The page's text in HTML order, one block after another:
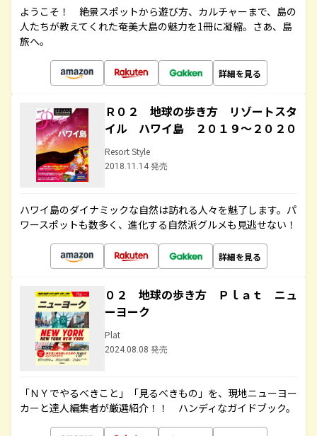
ようこそ！ 絶景スポットから遊び方、カルチャーまで、島の
人たちが教えてくれた奄美大島の魅力を1冊に凝縮。さあ、島
旅へ。
詳細を見る
Ｒ０２ 地球の歩き方 リゾートスタ
イル ハワイ島 ２０１９～２０２０
Resort Style
2018.11.14 発売
ハワイ島のダイナミックな自然は訪れる人々を魅了します。パ
ワースポットも数多く、進化する自然派グルメも見逃せない！
詳細を見る
０２ 地球の歩き方 Ｐｌａｔ ニュ
ーヨーク
Plat
2024.08.08 発売
「ＮＹでやるべきこと」「見るべきもの」を、現地ニューヨー
カーと達人編集者が厳選紹介！！ ハンディなガイドブック。